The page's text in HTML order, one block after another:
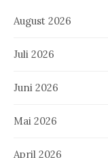
August 2026
Juli 2026
Juni 2026
Mai 2026
April 2026